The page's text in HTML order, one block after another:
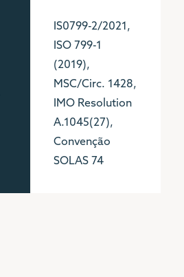
IS0799-2/2021,
ISO 799-1
(2019),
MSC/Circ. 1428,
IMO Resolution
A.1045(27),
Convenção
SOLAS 74